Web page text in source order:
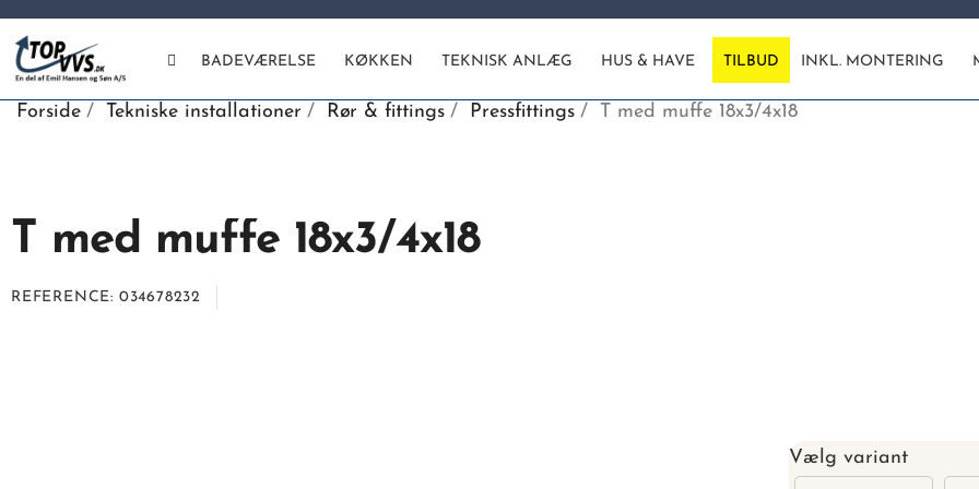
BADEVÆRELSE KØKKEN TEKNISK ANLÆG HUS & HAVE TILBUD INKL. MONTERING
Forside Tekniske installationer Rør & fittings Pressfittings T med muffe 18x3/4x18
T med muffe 18x3/4x18
REFERENCE 034678232
Vælg variant